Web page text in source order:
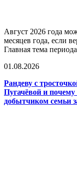
Август 2026 года
месяцев года, если
Главная тема
01.08.2026
Рандеву с
Пугачёвой и
добытчиком семьи